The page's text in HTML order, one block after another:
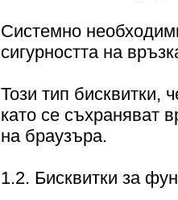
Системно
сигурността на
Този тип бисквитки,
като се съхраняват
на браузъра.
1.2. Бисквитки за